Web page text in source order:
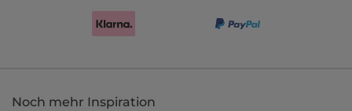
Noch mehr Inspiration